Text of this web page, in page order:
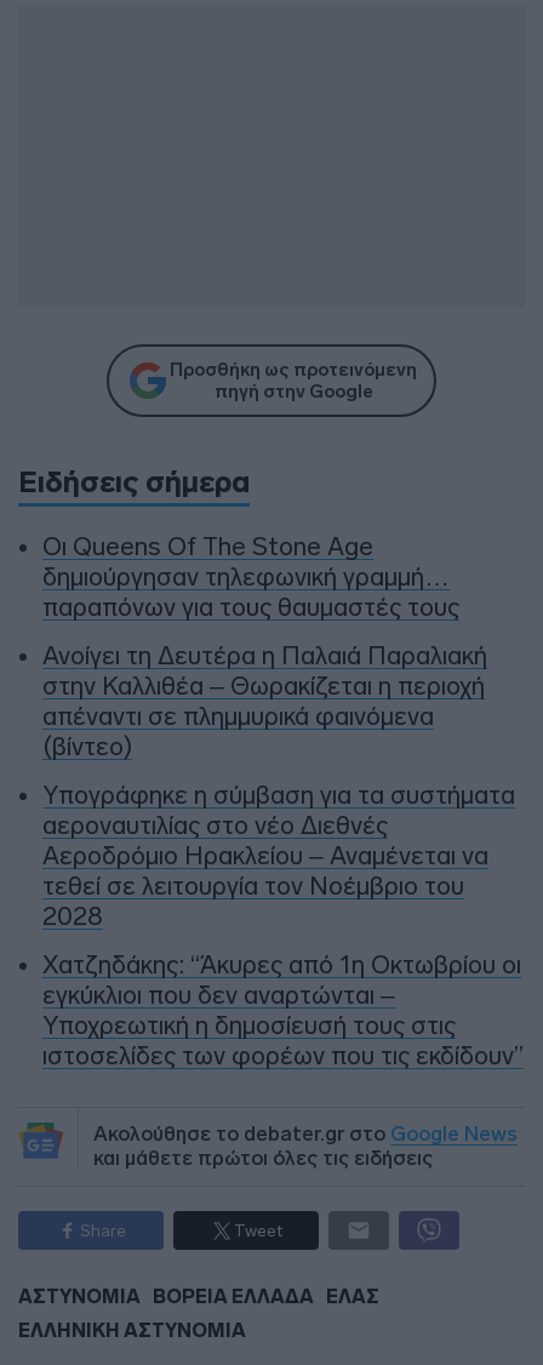
Προσθήκη ως προτεινόμενη
πηγή στην Google
Ειδήσεις σήμερα
Οι Queens Of The Stone Age
δημιούργησαν τηλεφωνική γραμμή…
παραπόνων για τους θαυμαστές τους
Ανοίγει τη Δευτέρα η Παλαιά Παραλιακή
στην Καλλιθέα – Θωρακίζεται η περιοχή
απέναντι σε πλημμυρικά φαινόμενα
(βίντεο)
Υπογράφηκε η σύμβαση για τα συστήματα
αεροναυτιλίας στο νέο Διεθνές
Αεροδρόμιο Ηρακλείου – Αναμένεται να
τεθεί σε λειτουργία τον Νοέμβριο του
2028
Χατζηδάκης: “Άκυρες από 1η Οκτωβρίου οι
εγκύκλιοι που δεν αναρτώνται –
Υποχρεωτική η δημοσίευσή τους στις
ιστοσελίδες των φορέων που τις εκδίδουν”
Ακολούθησε το debater.gr στο Google News
και μάθετε πρώτοι όλες τις ειδήσεις
Share Tweet
ΑΣΤΥΝΟΜΙΑ ΒΟΡΕΙΑ ΕΛΛΑΔΑ
ΕΛΑΣ
ΕΛΛΗΝΙΚΗ ΑΣΤΥΝΟΜΙΑ